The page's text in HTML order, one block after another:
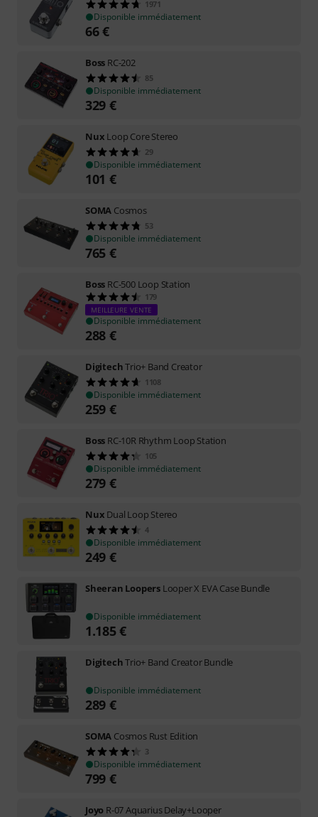
1971
Disponible immédiatement
66€
Boss RC-202
85
Disponible immédiatement
329 €
Nux Loop Core Stereo
29
Disponible immédiatement
101 €
SOMA Cosmos
53
Disponible immédiatement
765 €
Boss RC-500 Loop Station
179
MEILLEURE VENTE
Disponible immédiatement
288 €
DigitechTrio+ Band Creator
1108
Disponible immédiatement
259 €
Boss RC-10R Rhythm Loop Station
105
Disponible immédiatement
279 €
Nux Dual Loop Stereo
4
Disponible immédiatement
249 €
Sheeran Loopers Looper X EVA Case Bundle
Disponible immédiatement
1.185€
DigitechTrio+ Band Creator Bundle
Disponible immédiatement
289 €
SOMA Cosmos Rust Edition
3
Disponible immédiatement
799 €
Joyo R-07 Aquarius Delay+Looper